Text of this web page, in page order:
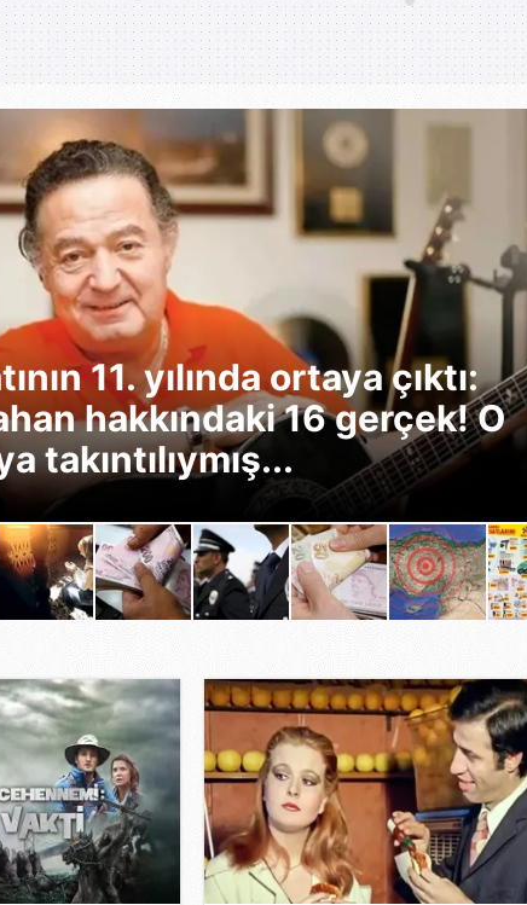
11. yılında ortaya çıktı:
hakkındaki 16 gerçek! O
takıntılıymış...